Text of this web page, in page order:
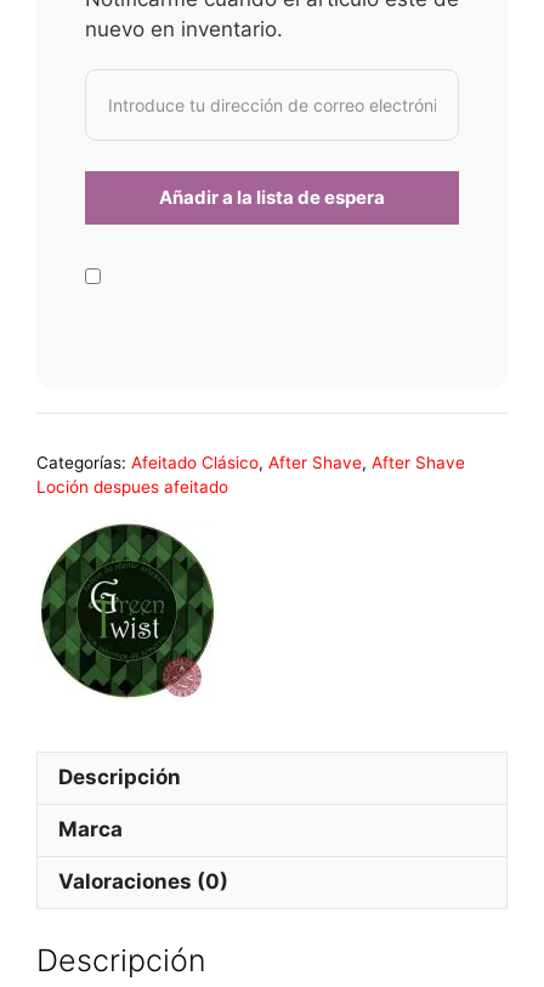
nuevo en inventario.
Categorías: Afeitado Clásico, After Shave, After Shave
Loción despues afeitado
Descripción
Marca
Valoraciones (0)
Descripción